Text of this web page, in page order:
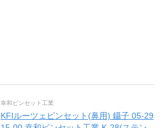
幸和ピンセット工業
KFIルーツェピンセット(鼻用) 鑷子 05-29